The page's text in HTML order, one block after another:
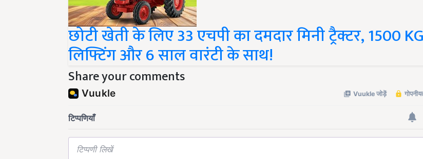
छोटी खेती के लिए 33 एचपी का दमदार मिनी ट्रैक्टर, 1500 KG
लिफ्टिंग और 6 साल वारंटी के साथ!
Share your comments